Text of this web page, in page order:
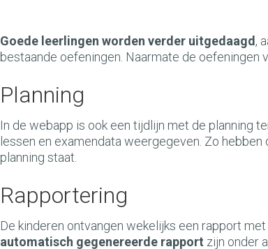
Goede leerlingen worden verder uitgedaagd ,
bestaande oefeningen. Naarmate de
Planning
In de webapp is ook een tijdlijn met de planning
lessen en examendata weergegeven. Zo hebben
planning staat.
Rapportering
De kinderen ontvangen wekelijks een rapport
automatisch gegenereerde rapport zijn onder